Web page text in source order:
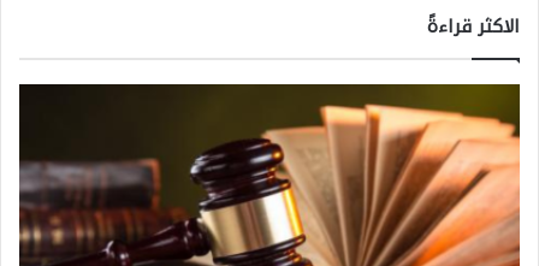
الاكثر قراءةً